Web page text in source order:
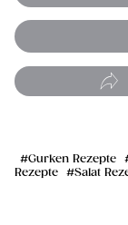
Gurken Rezepte
Rezepte
Salat